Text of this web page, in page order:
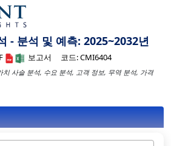
- 분석 및 예측: 2025~2032년
보고서 코드:CMI6404
사슬 분석, 수요 분석, 고객 정보, 무역 분석, 가격